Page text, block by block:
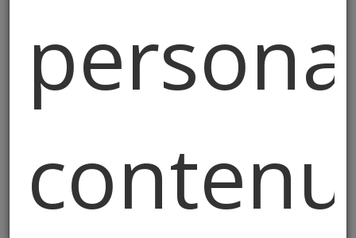
Da gioco “d’antan” a disciplina sportiva, con
tanto di regolamenti e di campionato
nazionale.